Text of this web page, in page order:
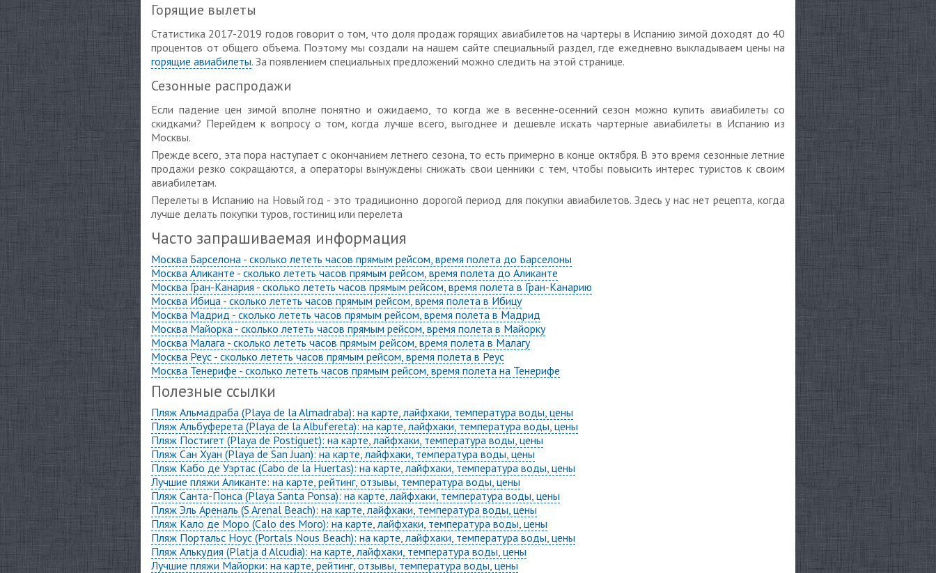
Горящие вылеты
Статистика 2017-2019 годов говорит о том, что доля продаж горящих авиабилетов на чартеры в Испанию зимой доходят до 40
процентов от общего объема. Поэтому мы создали на нашем сайте специальный раздел, где ежедневно выкладываем цены на
горящие авиабилеты. За появлением специальных предложений можно следить на этой странице.
Сезонные распродажи
Если падение цен зимой вполне понятно и ожидаемо, то когда же в весенне-осенний сезон можно купить авиабилеты со
скидками? Перейдем к вопросу о том, когда лучше всего, выгоднее и дешевле искать чартерные авиабилеты в Испанию из
Москвы.
Прежде всего, эта пора наступает с окончанием летнего сезона, то есть примерно в конце октября. В это время сезонные летние
продажи резко сокращаются, а операторы вынуждены снижать свои ценники с тем, чтобы повысить интерес туристов к своим
авиабилетам.
Перелеты в Испанию на Новый год - это традиционно дорогой период для покупки авиабилетов. Здесь у нас нет рецепта, когда
лучше делать покупки туров, гостиниц или перелета
Часто запрашиваемая информация
Москва Барселона - сколько лететь часов прямым рейсом, время полета до Барселоны
Москва Аликанте - сколько лететь часов прямым рейсом, время полета до Аликанте
Москва Гран-Канария - сколько лететь часов прямым рейсом, время полета в Гран-Канарию
Москва Ибица - сколько лететь часов прямым рейсом, время полета в Ибицу
Москва Мадрид - сколько лететь часов прямым рейсом, время полета в Мадрид
Москва Майорка - сколько лететь часов прямым рейсом, время полета в Майорку
Москва Малага - сколько лететь часов прямым рейсом, время полета в Малагу
Москва Реус - сколько лететь часов прямым рейсом, время полета в Реус
Москва Тенерифе - сколько лететь часов прямым рейсом, время полета на Тенерифе
Полезные ссылки
Пляж Альмадраба (Playa de la Almadraba): на карте, лайфхаки, температура воды, цены
Пляж Альбуферета (Playa de la Albufereta): на карте, лайфхаки, температура воды, цены
Пляж Постигет (Playa de Postiguet): на карте, лайфхаки, температура воды, цены
Пляж Сан Хуан (Playa de San Juan): на карте, лайфхаки, температура воды, цены
Пляж Кабо де Уэртас (Cabo de la Huertas): на карте, лайфхаки, температура воды, цены
Лучшие пляжи Аликанте: на карте, рейтинг, отзывы, температура воды, цены
Пляж Санта-Понса (Playa Santa Ponsa): на карте, лайфхаки, температура воды, цены
Пляж Эль Ареналь (S Arenal Beach): на карте, лайфхаки, температура воды, цены
Пляж Кало де Моро (Calo des Moro): на карте, лайфхаки, температура воды, цены
Пляж Портальс Ноус (Portals Nous Beach): на карте, лайфхаки, температура воды, цены
Пляж Алькудия (Platja d Alcudia): на карте, лайфхаки, температура воды, цены
Лучшие пляжи Майорки: на карте, рейтинг, отзывы, температура воды, цены